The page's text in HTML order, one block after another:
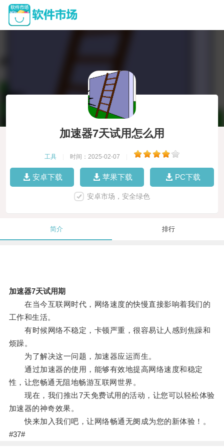
加速器7天试用怎么用
工具 时间：2025-02-07
安卓下载 苹果下载 PC下载
安卓市场，安全绿色
简介 排行
加速器7天试用期
在当今互联网时代，网络速度的快慢直接影响着我们的
工作和生活。
有时候网络不稳定，卡顿严重，很容易让人感到焦躁和
烦躁。
为了解决这一问题，加速器应运而生。
通过加速器的使用，能够有效地提高网络速度和稳定
性，让您畅通无阻地畅游互联网世界。
现在，我们推出7天免费试用的活动，让您可以轻松体验
加速器的神奇效果。
快来加入我们吧，让网络畅通无阌成为您的新体验！。
#37#